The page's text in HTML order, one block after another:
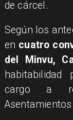
de cárcel.
Según los
en cuatro
del Minvu,
habitabilidad
cargo a